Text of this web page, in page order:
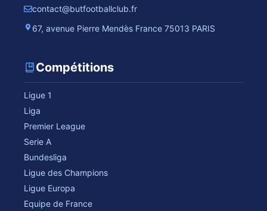
contact@butfootballclub.fr
67, avenue Pierre Mendès France 75013 PARIS
Compétitions
Ligue 1
Liga
Premier League
Serie A
Bundesliga
Ligue des Champions
Ligue Europa
Equipe de France